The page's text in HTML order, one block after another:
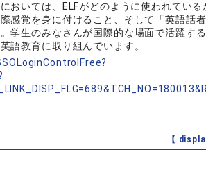
おいては、ELFがどのように使われている
感覚を身に付けること、そして「英語話
学生のみなさんが国際的な場面で活躍す
語教育に取り組んでいます。
【